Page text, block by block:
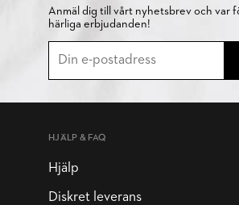
Anmäl dig till vårt nyhetsbrev och var
härliga erbjudanden!
HJÄLP & FAQ
Hjälp
Diskret leverans